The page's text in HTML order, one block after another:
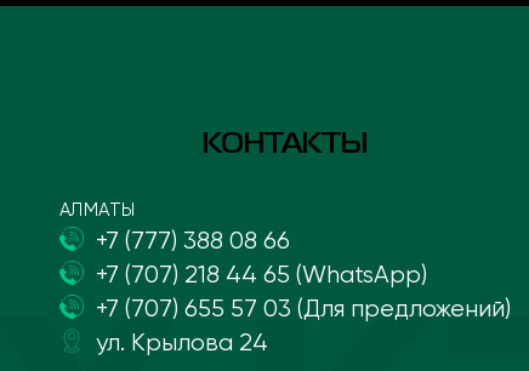
КОНТАКТЫ
АЛМАТЫ
+7 (777) 388 08 66
+7 (707) 218 44 65 (WhatsApp)
+7 (707) 655 57 03 (Для предложений)
ул. Крылова 24